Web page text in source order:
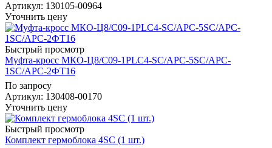
Артикул: 130105-00964
Уточнить цену
Быстрый просмотр
Муфта-кросс МКО-Ц8/С09-1PLC4-SC/APC-5SC/APC-
1SC/APC-2ФТ16
По запросу
Артикул: 130408-00170
Уточнить цену
Быстрый просмотр
Комплект гермоблока 4SC (1 шт.)